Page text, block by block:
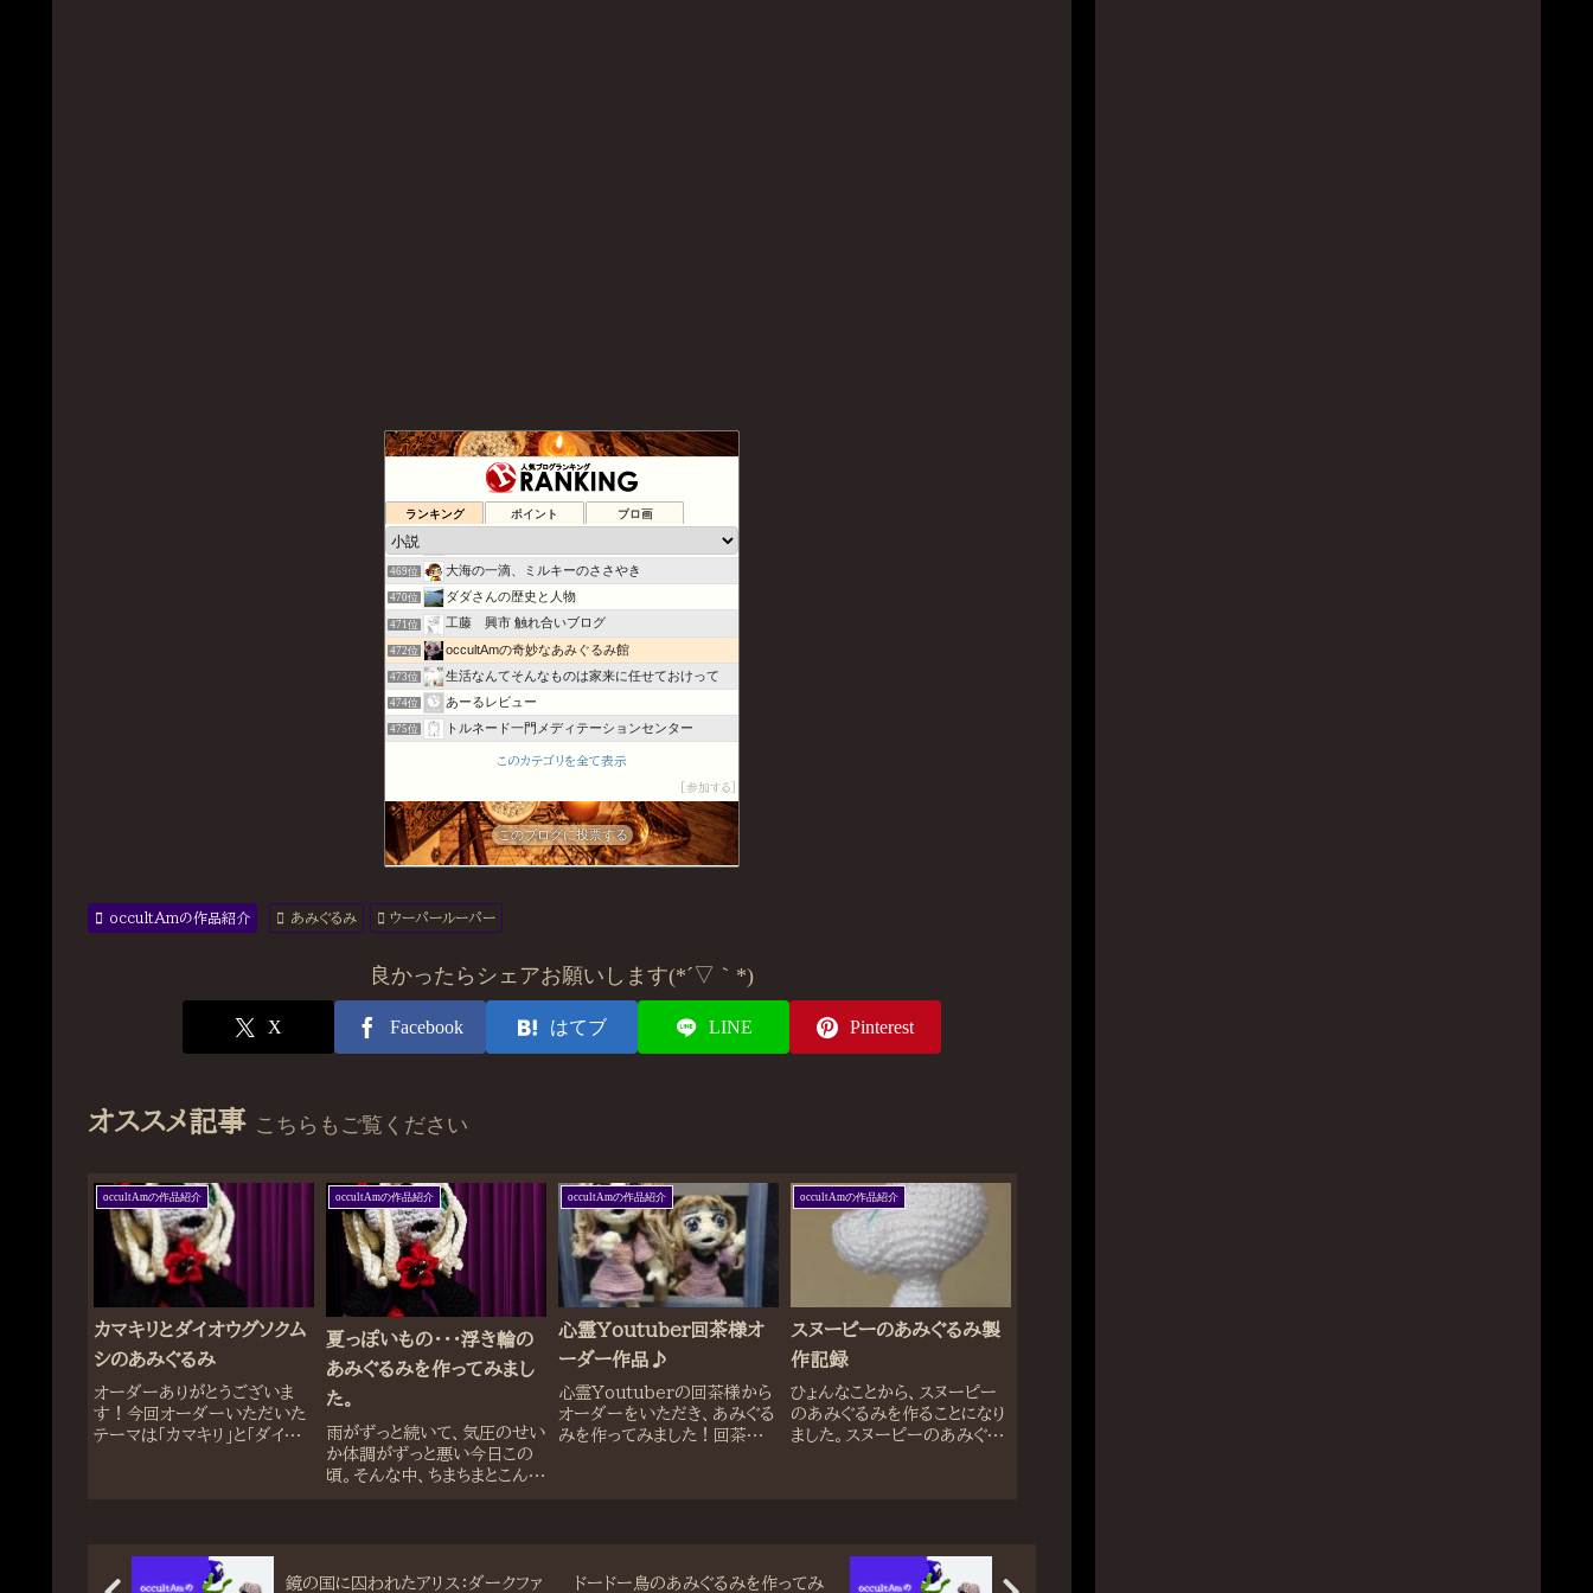
ランキング ポイント ブロ画
アラフォーの遠吠え
Hyggeligt 見て聴いて読んで描くよ
467位 主人公総受けなブログ
468位
469位 大海の一滴、ミルキーのささやき
470位 ダダさんの歴史と人物
471位 工藤 興市 触れ合いブログ
472位 occultAmの奇妙なあみぐるみ館
473位 生活なんてそんなものは家来に任せておけって
474位 あーるレビュー
475位 トルネード一門メディテーションセンター
478位 えんげ王国、あるいは優雅なる渓谷
479位 のうてんきに転勤妻〜程よく生きよう〜
このカテゴリを全て表示
参加する
このブログに投票する
occultAmの作品紹介 あみぐるみ ウーパールーパー
良かったらシェアお願いします(*´▽｀*)
X Facebook はてブ LINE Pinterest
オススメ記事 こちらもご覧ください
occultAmの作品紹介
カマキリとダイオウグソクム
シのあみぐるみ
オーダーありがとうございま
す！今回オーダーいただいた
テーマは「カマキリ」と「ダイオウ
と、絶妙なフォルム...
occultAmの作品紹介
夏っぽいもの・・・浮き輪の
あみぐるみを作ってみまし
た。
雨がずっと続いて、気圧のせい
か体調がずっと悪い今日この
頃。そんな中、ちまちまとこんな
1gBL— occultAm (@...
occultAmの作品紹介
心霊Youtuber回茶様オ
ーダー作品♪
心霊Youtuberの回茶様から
オーダーをいただき、あみぐる
みを作ってみました！回茶様
occultAmの作品紹介
スヌーピーのあみぐるみ製
作記録
ひょんなことから、スヌーピー
のあみぐるみを作ることになり
ました。スヌーピーのあみぐる
いて遊んでいただけ...
鏡の国に囚われたアリス：ダークファ
ドードー鳥のあみぐるみを作ってみ